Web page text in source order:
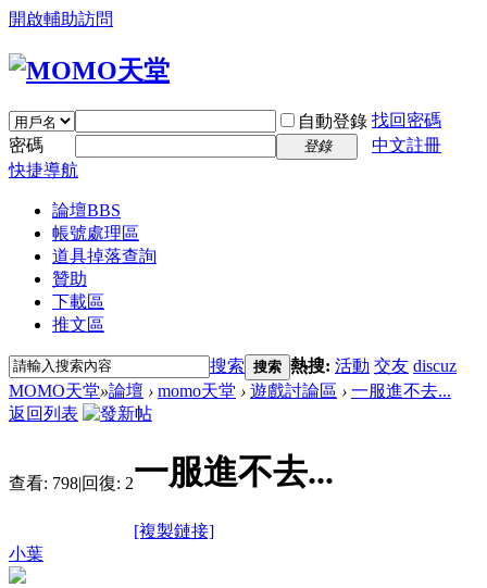
開啟輔助訪問
自動登錄 找回密碼
密碼
登錄
中文註冊
快捷導航
論壇BBS
帳號處理區
道具掉落查詢
贊助
下載區
推文區
搜索 搜索 熱搜: 活動 交友 discuz
MOMO天堂»論壇 › momo天堂 › 遊戲討論區 › 一服進不去...
返回列表
查看: 798|回復: 2一服進不去...
[複製鏈接]
小葉